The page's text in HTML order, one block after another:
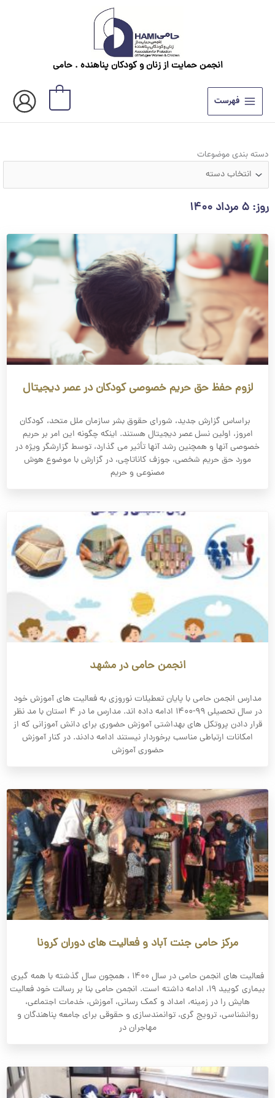
انجمن حمایت از زنان و کودکان پناهنده . حامی
فهرست
دسته بندی موضوعات
دسته
موضوعات
روز: ۵ مرداد ۱۴۰۰
لزوم حفظ حق حریم خصوصی کودکان در عصر دیجیتال
براساس گزارش جدید، شورای حقوق بشر سازمان ملل متحد، کودکان
امروز، اولین نسل عصر دیجیتال هستند. اینکه چگونه این امر بر حریم
خصوصی آنها و همچنین رشد آنها تأثیر می گذارد، توسط گزارشگر ویژه در
مورد حق حریم شخصی، جوزف کاناتاچی، در گزارش با موضوع هوش
مصنوعی و حریم
انجمن حامی در مشهد
مدارس انجمن حامی با پایان تعطیلات نوروزی به فعالیت های آموزش خود
در سال تحصیلی ۹۹-۱۴۰۰ ادامه داده اند. مدارس ما در ۴ استان با مد نظر
قرار دادن پروتکل های بهداشتی آموزش حضوری برای دانش ­آموزانی که از
امکانات ارتباطی مناسب برخوردار نیستند ادامه دادند. در کنار آموزش
حضوری آموزش
مرکز حامی جنت آباد و فعالیت های دوران کرونا
فعالیت های انجمن حامی در سال ۱۴۰۰ ، همچون سال گذشته با همه گیری
بیماری کویید ۱۹، ادامه­ داشته است. انجمن حامی بنا بر رسالت خود فعالیت
هایش را در زمینه، امداد و کمک­ رسانی، آموزش، خدمات اجتماعی،
روانشناسی، ترویج­ گری، توانمند­سازی و حقوقی برای جامعه پناهندگان و
مهاجران در